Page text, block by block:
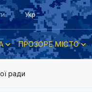
Укр
ПРОЗОРЕ МІСТО
ради